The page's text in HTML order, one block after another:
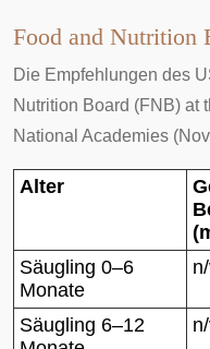
Food and Nutrition
Die Empfehlungen des
Nutrition Board (FNB) at
National Academies
Alter
Säugling 0–6
Monate
Säugling 6–12